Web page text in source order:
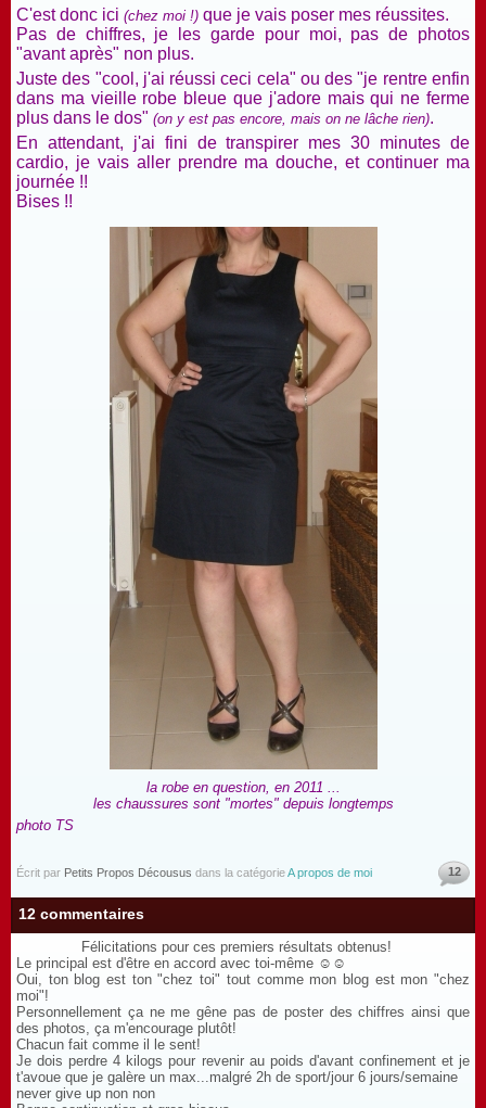
C'est donc ici (chez moi !) que je vais poser mes réussites.
Pas de chiffres, je les garde pour moi, pas de photos
"avant après" non plus.
Juste des "cool, j'ai réussi ceci cela" ou des "je rentre enfin
dans ma vieille robe bleue que j'adore mais qui ne ferme
plus dans le dos" (on y est pas encore, mais on ne lâche rien).
En attendant, j'ai fini de transpirer mes 30 minutes de
cardio, je vais aller prendre ma douche, et continuer ma
journée !!
Bises !!
la robe en question, en 2011 ...
les chaussures sont "mortes" depuis longtemps
photo TS
Écrit par Petits Propos Décousus dans la catégorieA propos de moi 12
12 commentaires
Félicitations pour ces premiers résultats obtenus!
Le principal est d'être en accord avec toi-même ☺☺
Oui, ton blog est ton "chez toi" tout comme mon blog est mon "chez
moi"!
Personnellement ça ne me gêne pas de poster des chiffres ainsi que
des photos, ça m'encourage plutôt!
Chacun fait comme il le sent!
Je dois perdre 4 kilogs pour revenir au poids d'avant confinement et je
t'avoue que je galère un max...malgré 2h de sport/jour 6 jours/semaine
never give up non non